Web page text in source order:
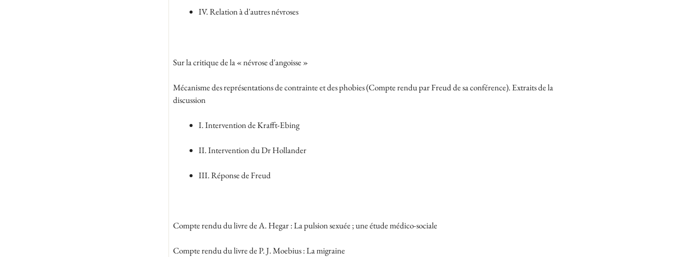
IV. Relation à d'autres névroses
Sur la critique de la « névrose d'angoisse »
Mécanisme des représentations de contrainte et des phobies (Compte rendu par Freud de sa conférence). Extraits de la
discussion
I. Intervention de Krafft-Ebing
II. Intervention du Dr Hollander
III. Réponse de Freud
Compte rendu du livre de A. Hegar : La pulsion sexuée ; une étude médico-sociale
Compte rendu du livre de P. J. Moebius : La migraine